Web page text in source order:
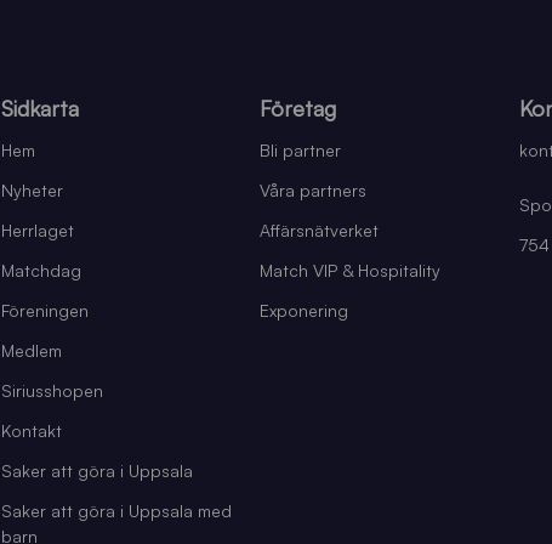
Sidkarta
Hem
Nyheter
Herrlaget
Matchdag
Föreningen
Medlem
Siriusshopen
Kontakt
Saker att göra i Uppsala
Saker att göra i Uppsala med
barn
Företag
Bli partner
Våra partners
Affärsnätverket
Match VIP & Hospitality
Exponering
754